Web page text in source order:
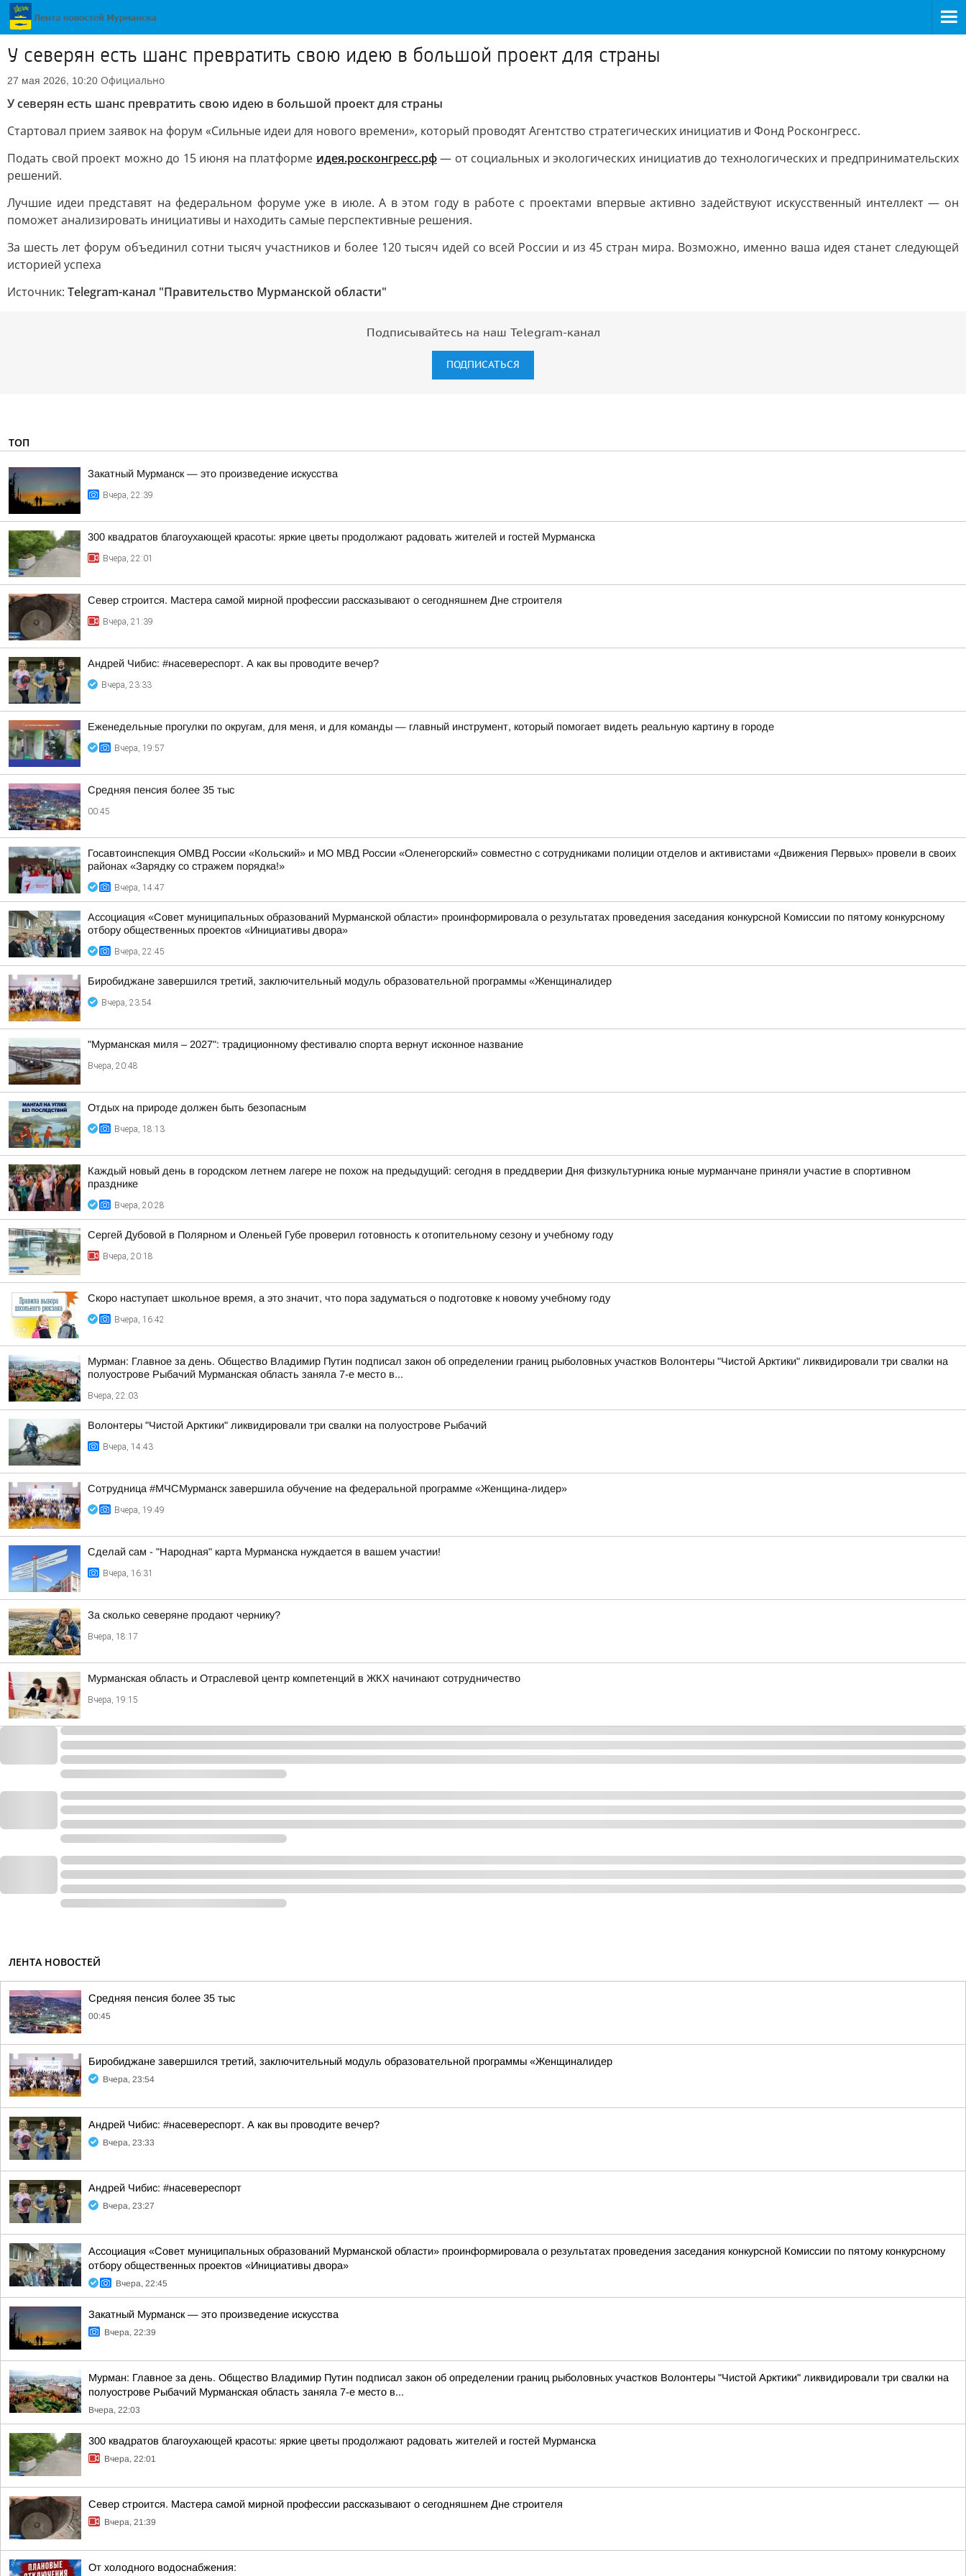
У северян есть шанс превратить свою идею в большой проект для страны
27 мая 2026, 10:20 Официально
У северян есть шанс превратить свою идею в большой проект для страны
Стартовал прием заявок на форум «Сильные идеи для нового времени», который проводят Агентство стратегических инициатив и Фонд Росконгресс.
Подать свой проект можно до 15 июня на платформе идея.росконгресс.рф— от социальных и экологических инициатив до технологических и предпринимательских
решений.
Лучшие идеи представят на федеральном форуме уже в июле. А в этом году в работе с проектами впервые активно задействуют искусственный интеллект — он
поможет анализировать инициативы и находить самые перспективные решения.
За шесть лет форум объединил сотни тысяч участников и более 120 тысяч идей со всей России и из 45 стран мира. Возможно, именно ваша идея станет следующей
историей успеха
Источник: Telegram-канал "Правительство Мурманской области"
Подписывайтесь на наш Telegram-канал
ПОДПИСАТЬСЯ
ТОП
Закатный Мурманск — это произведение искусства
Вчера, 22:39
300 квадратов благоухающей красоты: яркие цветы продолжают радовать жителей и гостей Мурманска
Вчера, 22:01
Север строится. Мастера самой мирной профессии рассказывают о сегодняшнем Дне строителя
Вчера, 21:39
Андрей Чибис: #насевереспорт. А как вы проводите вечер?
Вчера, 23:33
Еженедельные прогулки по округам, для меня, и для команды — главный инструмент, который помогает видеть реальную картину в городе
Вчера, 19:57
Средняя пенсия более 35 тыс
00:45
Госавтоинспекция ОМВД России «Кольский» и МО МВД России «Оленегорский» совместно с сотрудниками полиции отделов и активистами «Движения Первых» провели в своих
районах «Зарядку со стражем порядка!»
Вчера, 14:47
Ассоциация «Совет муниципальных образований Мурманской области» проинформировала о результатах проведения заседания конкурсной Комиссии по пятому конкурсному
отбору общественных проектов «Инициативы двора»
Вчера, 22:45
Биробиджане завершился третий, заключительный модуль образовательной программы «Женщиналидер
Вчера, 23:54
"Мурманская миля – 2027": традиционному фестивалю спорта вернут исконное название
Вчера, 20:48
Отдых на природе должен быть безопасным
Вчера, 18:13
Каждый новый день в городском летнем лагере не похож на предыдущий: сегодня в преддверии Дня физкультурника юные мурманчане приняли участие в спортивном
празднике
Вчера, 20:28
Сергей Дубовой в Полярном и Оленьей Губе проверил готовность к отопительному сезону и учебному году
Вчера, 20:18
Скоро наступает школьное время, а это значит, что пора задуматься о подготовке к новому учебному году
Вчера, 16:42
Мурман: Главное за день. Общество Владимир Путин подписал закон об определении границ рыболовных участков Волонтеры "Чистой Арктики" ликвидировали три свалки на
полуострове Рыбачий Мурманская область заняла 7-е место в...
Вчера, 22:03
Волонтеры "Чистой Арктики" ликвидировали три свалки на полуострове Рыбачий
Вчера, 14:43
Сотрудница #МЧСМурманск завершила обучение на федеральной программе «Женщина-лидер»
Вчера, 19:49
Сделай сам - "Народная" карта Мурманска нуждается в вашем участии!
Вчера, 16:31
За сколько северяне продают чернику?
Вчера, 18:17
Мурманская область и Отраслевой центр компетенций в ЖКХ начинают сотрудничество
Вчера, 19:15
ЛЕНТА НОВОСТЕЙ
Средняя пенсия более 35 тыс
00:45
Биробиджане завершился третий, заключительный модуль образовательной программы «Женщиналидер
Вчера, 23:54
Андрей Чибис: #насевереспорт. А как вы проводите вечер?
Вчера, 23:33
Андрей Чибис: #насевереспорт
Вчера, 23:27
Ассоциация «Совет муниципальных образований Мурманской области» проинформировала о результатах проведения заседания конкурсной Комиссии по пятому конкурсному
отбору общественных проектов «Инициативы двора»
Вчера, 22:45
Закатный Мурманск — это произведение искусства
Вчера, 22:39
Мурман: Главное за день. Общество Владимир Путин подписал закон об определении границ рыболовных участков Волонтеры "Чистой Арктики" ликвидировали три свалки на
полуострове Рыбачий Мурманская область заняла 7-е место в...
Вчера, 22:03
300 квадратов благоухающей красоты: яркие цветы продолжают радовать жителей и гостей Мурманска
Вчера, 22:01
Север строится. Мастера самой мирной профессии рассказывают о сегодняшнем Дне строителя
Вчера, 21:39
От холодного водоснабжения: